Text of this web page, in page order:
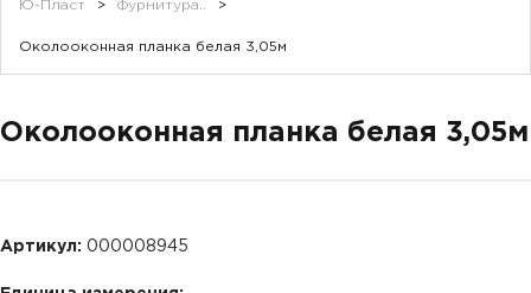
Ю-Пласт > Фурнитура.. >
Околооконная планка белая 3,05м
Околооконная планка белая 3,05м
Артикул: 000008945